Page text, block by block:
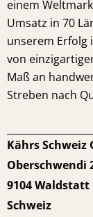
einem
Umsatz in 70
unserem Erfolg
von
Maß an
Streben nach
Kährs Schweiz
Oberschwendi
9104 Waldstatt
Schweiz